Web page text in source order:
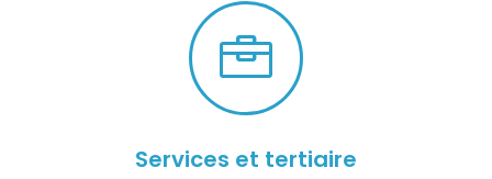

Services et tertiaire